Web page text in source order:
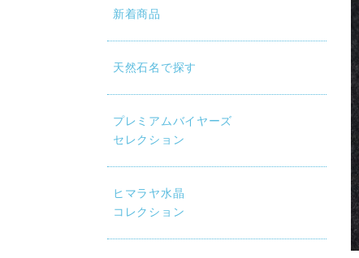
新着商品
天然石名で探す
プレミアムバイヤーズ
セレクション
ヒマラヤ水晶
コレクション